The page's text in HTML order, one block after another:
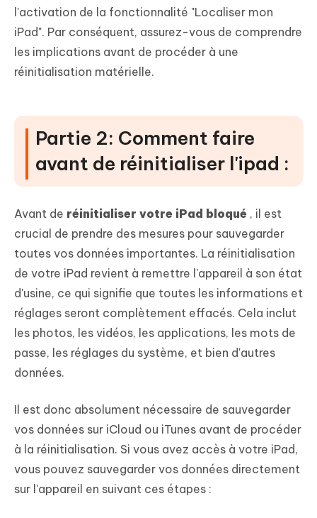
l'activation de la fonctionnalité "Localiser mon
iPad". Par conséquent, assurez-vous de comprendre
les implications avant de procéder à une
réinitialisation matérielle.
Partie 2: Comment faire
avant de réinitialiser l'ipad :
Avant de réinitialiser votre iPad bloqué , il est
crucial de prendre des mesures pour sauvegarder
toutes vos données importantes. La réinitialisation
de votre iPad revient à remettre l'appareil à son état
d'usine, ce qui signifie que toutes les informations et
réglages seront complètement effacés. Cela inclut
les photos, les vidéos, les applications, les mots de
passe, les réglages du système, et bien d'autres
données.
Il est donc absolument nécessaire de sauvegarder
vos données sur iCloud ou iTunes avant de procéder
à la réinitialisation. Si vous avez accès à votre iPad,
vous pouvez sauvegarder vos données directement
sur l'appareil en suivant ces étapes :